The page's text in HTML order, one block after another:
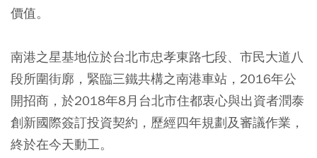
價值。
南港之星基地位於台北市忠孝東路七段、市民大道八
段所圍街廓，緊臨三鐵共構之南港車站，2016年公
開招商，於2018年8月台北市住都衷心與出資者潤泰
創新國際簽訂投資契約，歷經四年規劃及審議作業，
終於在今天動工。